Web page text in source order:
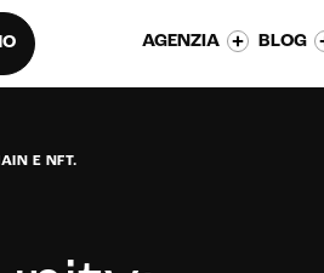
AGENZIA BLOG
E NFT.